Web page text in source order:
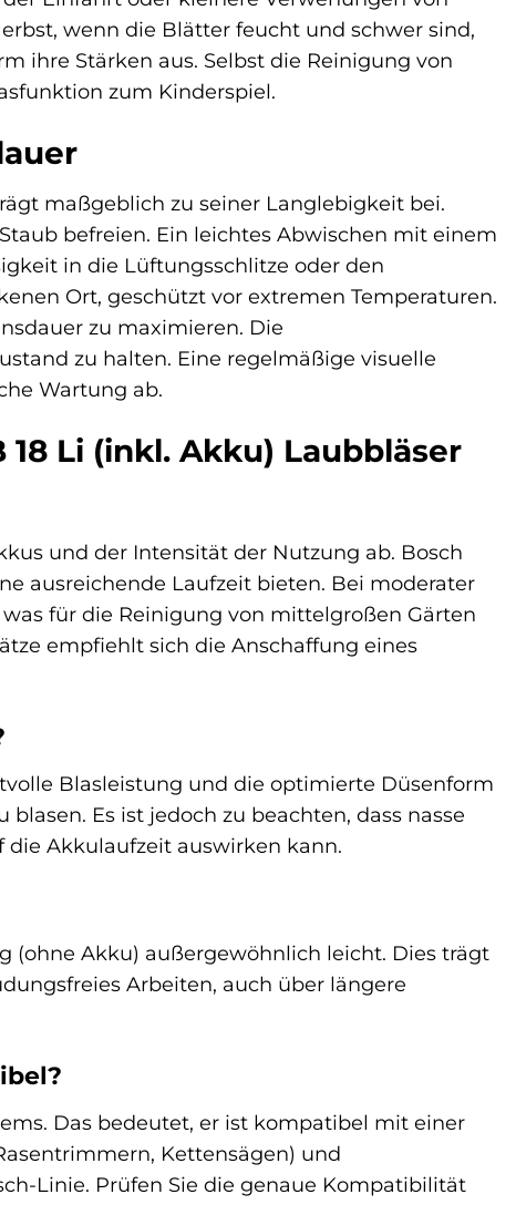
wenn die Blätter feucht und schwer sind,
ihre Stärken aus. Selbst die Reinigung von
zum Kinderspiel.
maßgeblich zu seiner Langlebigkeit bei.
befreien. Ein leichtes Abwischen mit einem
in die Lüftungsschlitze oder den
Ort, geschützt vor extremen Temperaturen.
zu maximieren. Die
zu halten. Eine regelmäßige visuelle
Wartung ab.
Li (inkl. Akku) Laubbläser
und der Intensität der Nutzung ab. Bosch
ausreichende Laufzeit bieten. Bei moderater
für die Reinigung von mittelgroßen Gärten
empfiehlt sich die Anschaffung eines
Blasleistung und die optimierte Düsenform
Es ist jedoch zu beachten, dass nasse
die Akkulaufzeit auswirken kann.
(ohne Akku) außergewöhnlich leicht. Dies trägt
Arbeiten, auch über längere
Das bedeutet, er ist kompatibel mit einer
Kettensägen) und
Linie. Prüfen Sie die genaue Kompatibilität